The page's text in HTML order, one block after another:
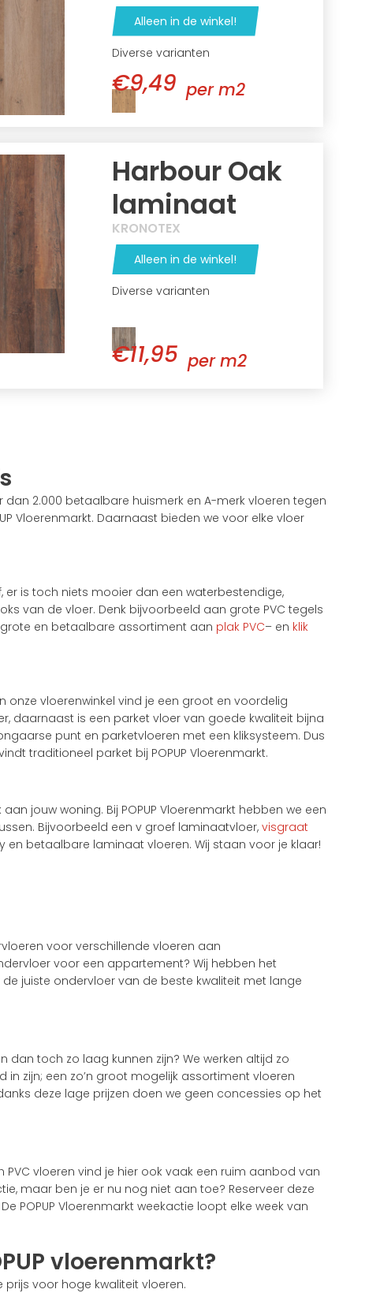
Alleen in de winkel!
Diverse varianten
€9,49 per m2
Harbour Oak
laminaat
KRONOTEX
Alleen in de winkel!
Diverse varianten
€11,95 per m2
2.000 betaalbare huismerk en A-merk vloeren tegen
Vloerenmarkt. Daarnaast bieden we voor elke vloer
er is toch niets mooier dan een waterbestendige,
van de vloer. Denk bijvoorbeeld aan grote PVC tegels
grote en betaalbare assortiment aan plak PVC– en klik
onze vloerenwinkel vind je een groot en voordelig
daarnaast is een parket vloer van goede kwaliteit bijna
punt en parketvloeren met een kliksysteem. Dus
traditioneel parket bij POPUP Vloerenmarkt.
jouw woning. Bij POPUP Vloerenmarkt hebben we een
Bijvoorbeeld een v groef laminaatvloer,visgraat
en betaalbare laminaat vloeren. Wij staan voor je klaar!
voor verschillende vloeren aan
voor een appartement? Wij hebben het
juiste ondervloer van de beste kwaliteit met lange
dan toch zo laag kunnen zijn? We werken altijd zo
zijn; een zo’n groot mogelijk assortiment vloeren
deze lage prijzen doen we geen concessies op het
vloeren vind je hier ook vaak een ruim aanbod van
maar ben je er nu nog niet aan toe? Reserveer deze
POPUP Vloerenmarkt weekactie loopt elke week van
vloerenmarkt?
prijs voor hoge kwaliteit vloeren.